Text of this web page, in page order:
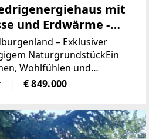
mit
und Erdwärme -
im – Exklusiver
NaturgrundstückEin
Wohlfühlen und
Niedrigenergiehaus in
modernes Design,
€ 849.000